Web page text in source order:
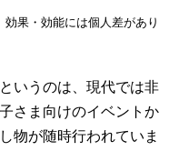
果・効能には個人差があり
いうのは、現代では非
さま向けのイベントか
物が随時行われていま